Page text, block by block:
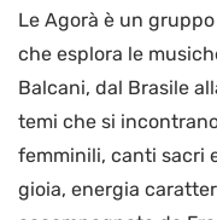
Le Agorà è un
che esplora le
Balcani, dal Brasile
temi che si
femminili, canti sacri
gioia, energia